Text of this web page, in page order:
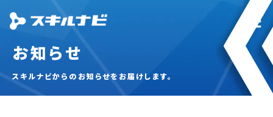
お知らせ
スキルナビからのお知らせをお届けします。